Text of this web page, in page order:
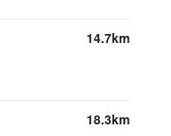
14.7km
18.3km